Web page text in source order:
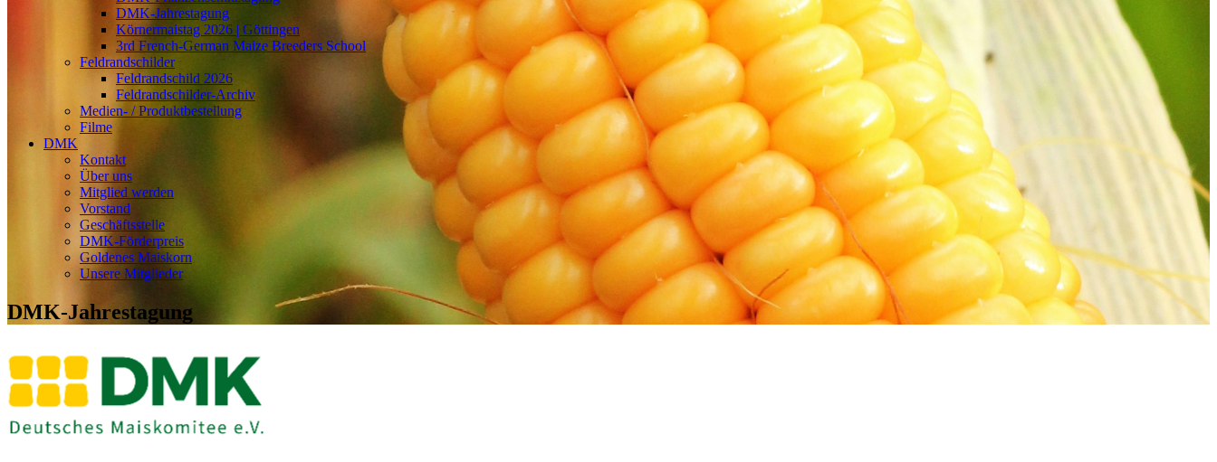
DMK-Jahrestagung
Körnermaistag 2026 | Göttingen
3rd French-German Maize Breeders School
Feldrandschilder
Feldrandschild 2026
Feldrandschilder-Archiv
Medien- / Produktbestellung
Filme
DMK
Kontakt
Über uns
Mitglied werden
Vorstand
Geschäftsstelle
DMK-Förderpreis
Goldenes Maiskorn
Unsere Mitglieder
DMK-Jahrestagung